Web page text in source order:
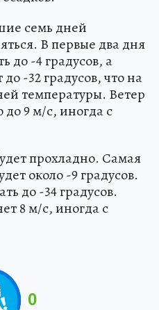
семь дней
В первые два дня
до -4 градусов, а
-32 градусов, что на
температуры. Ветер
до 9 м/с, иногда с
прохладно. Самая
около -9 градусов.
до -34 градусов.
8 м/с, иногда с
0